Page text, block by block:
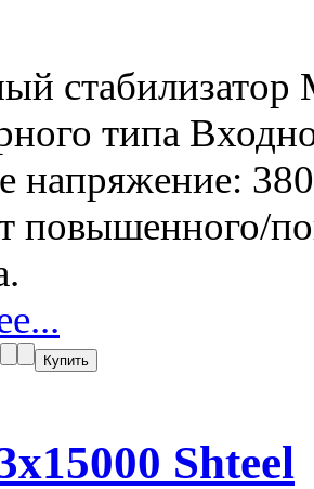
типа
напряжение:
повышенного/
Shteel